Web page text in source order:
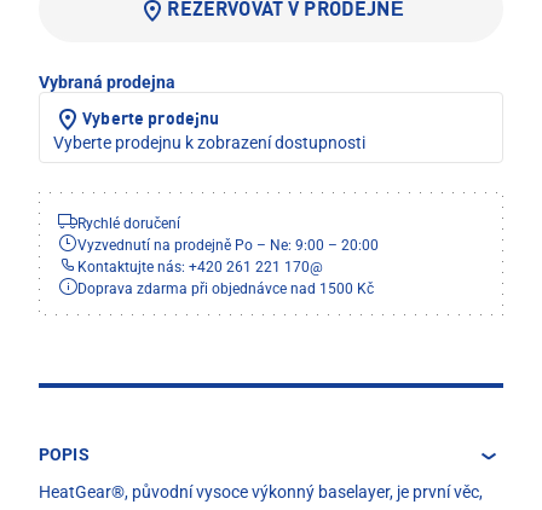
REZERVOVAT V PRODEJNĚ
Vybraná prodejna
Vyberte prodejnu
Vyberte prodejnu k zobrazení dostupnosti
Rychlé doručení
Vyzvednutí na prodejně Po – Ne: 9:00 – 20:00
Kontaktujte nás: +420 261 221 170@
Doprava zdarma při objednávce nad 1500 Kč
POPIS
HeatGear®, původní vysoce výkonný baselayer, je první věc,